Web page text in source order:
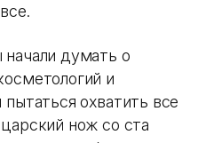
думать о
и
охватить все
нож со ста